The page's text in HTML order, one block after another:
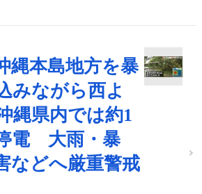
縄本島地方を暴
みながら西よ
縄県内では約1
電 大雨・暴
などへ厳重警戒